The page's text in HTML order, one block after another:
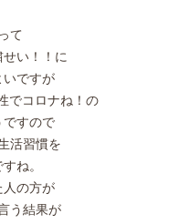
て
せい！！に
いですが
でコロナね！の
ですので
活習慣を
ね。
人の方が
う結果が